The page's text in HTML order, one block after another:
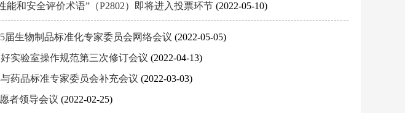
和安全评价术语”（P2802）即将进入投票环节 (2022-05-10)
生物制品标准化专家委员会网络会议 (2022-05-05)
实验室操作规范第三次修订会议 (2022-04-13)
药品标准专家委员会补充会议 (2022-03-03)
者领导会议 (2022-02-25)